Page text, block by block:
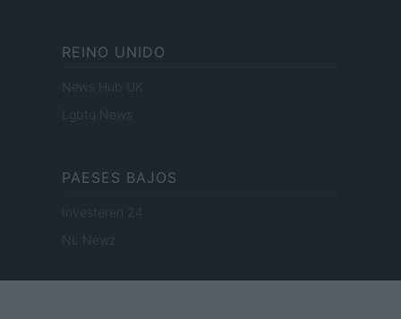
REINO UNIDO
News Hub UK
Lgbtq News
PAESES BAJOS
Investeren 24
NL Newz